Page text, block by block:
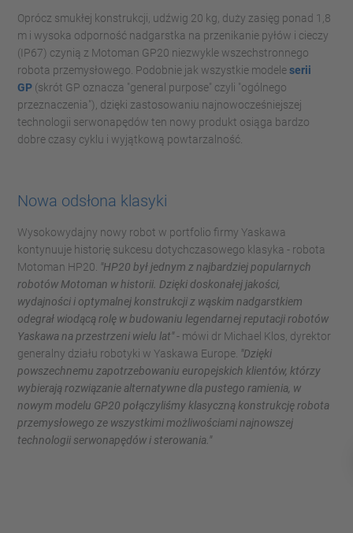
Oprócz smukłej konstrukcji, udźwig 20 kg, duży zasięg ponad 1,8
m i wysoka odporność nadgarstka na przenikanie pyłów i cieczy
(IP67) czynią z Motoman GP20 niezwykle wszechstronnego
robota przemysłowego. Podobnie jak wszystkie modeleserii
GP (skrót GP oznacza "general purpose" czyli "ogólnego
przeznaczenia"), dzięki zastosowaniu najnowocześniejszej
technologii serwonapędów ten nowy produkt osiąga bardzo
dobre czasy cyklu i wyjątkową powtarzalność.
Nowa odsłona klasyki
Wysokowydajny nowy robot w portfolio firmy Yaskawa
kontynuuje historię sukcesu dotychczasowego klasyka - robota
Motoman HP20. "HP20 był jednym z najbardziej popularnych
robotów Motoman w historii. Dzięki doskonałej jakości,
wydajności i optymalnej konstrukcji z wąskim nadgarstkiem
odegrał wiodącą rolę w budowaniu legendarnej reputacji robotów
Yaskawa na przestrzeni wielu lat"- mówi dr Michael Klos, dyrektor
generalny działu robotyki w Yaskawa Europe. "Dzięki
powszechnemu zapotrzebowaniu europejskich klientów, którzy
wybierają rozwiązanie alternatywne dla pustego ramienia, w
nowym modelu GP20 połączyliśmy klasyczną konstrukcję robota
przemysłowego ze wszystkimi możliwościami najnowszej
technologii serwonapędów i sterowania."